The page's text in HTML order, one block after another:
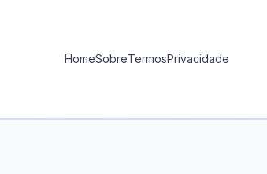
HomeSobreTermosPrivacidade